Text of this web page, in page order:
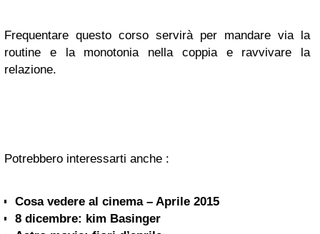
Frequentare questo corso servirà per mandare via la
routine e la monotonia nella coppia e ravvivare la
relazione.
Potrebbero interessarti anche :
Cosa vedere al cinema – Aprile 2015
8 dicembre: kim Basinger